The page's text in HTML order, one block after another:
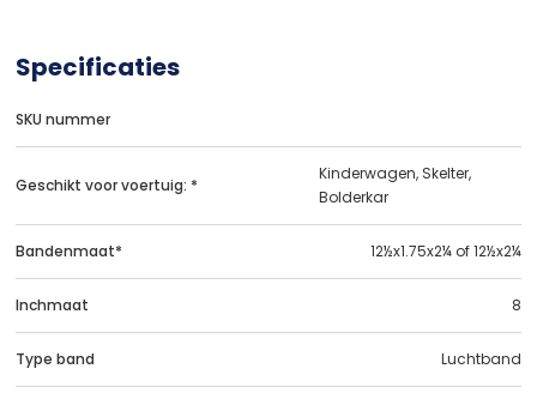
Specificaties
SKU nummer
Geschikt voor voertuig: *
Kinderwagen, Skelter,
Bolderkar
Bandenmaat* 12½x1.75x2¼ of 12½x2¼
Inchmaat 8
Type band Luchtband